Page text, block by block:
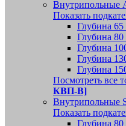
Показать
Глубина
Глубина
Глубина
Глубина
Глубина
Посмотреть все
КВП-В]
Внутрипольные
Показать
Глубина